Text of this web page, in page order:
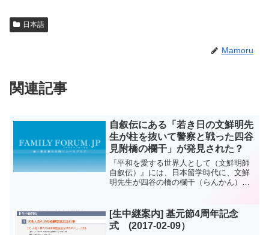
日本語
Mamoru
関連記事
自叙伝にある「若き日の文鮮明先
生が柱を抜いて警察と戦った四谷
見附橋の欄干」が発見された？
『平和を愛する世界人として（文鮮明師
自叙伝）』には、日本留学時代に、文鮮
明先生が四谷の橋の欄干（らんかん）柱
してこれかも？ とする調査報告記事
が、調布教会ホームページが...
[生中継案内] 基元節4周年記念
式 (2017-02-09）